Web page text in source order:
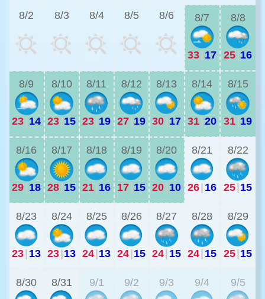
8/2 8/3 8/4 8/5 8/6 8/7
33| 17
8/8
25|16
8/9
23| 14
8/10
23|15
8/11
23|19
8/12
27|19
8/13
30| 17
8/14
31|20
8/15
31|19
8/16
29| 18
8/17
28|15
8/18
21|16
8/19
17|15
8/20
20| 10
8/21
26| 16
8/22
25|15
8/23
23| 13
8/24
23|13
8/25
24|13
8/26
24|15
8/27
24| 15
8/28
24| 15
8/29
25|15
8/30 8/31 9/1 9/2 9/3 9/4 9/5